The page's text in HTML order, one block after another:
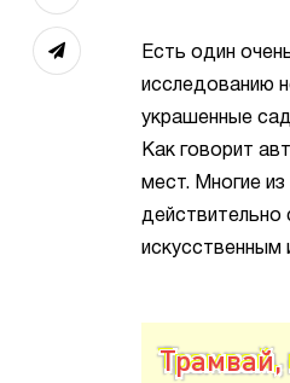
Есть один
исследованию
украшенные
Как говорит
мест. Многие
действительно
искусственным
Трамвай,